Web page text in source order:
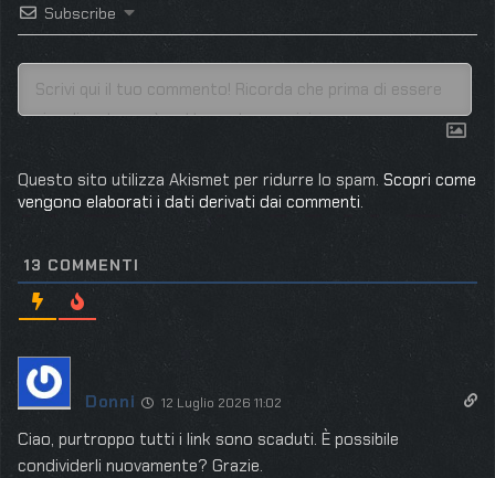
Subscribe
Questo sito utilizza Akismet per ridurre lo spam. Scopri come
vengono elaborati i dati derivati dai commenti.
13 COMMENTI
Donni 12 Luglio 2026 11:02
Ciao, purtroppo tutti i link sono scaduti. È possibile
condividerli nuovamente? Grazie.